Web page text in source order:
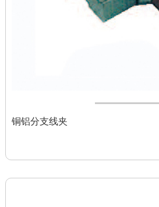
铜铝分支线夹